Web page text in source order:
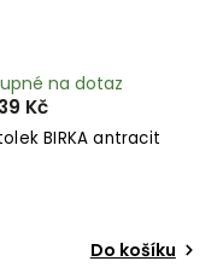
BIRKA antracit
na dotaz
Kč
Do košíku